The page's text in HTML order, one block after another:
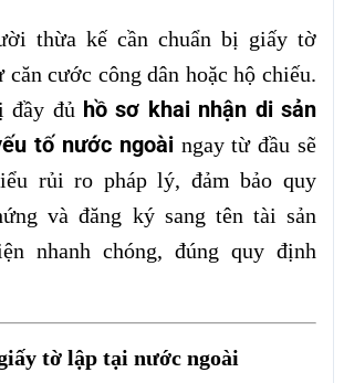
thừa kế cần chuẩn bị giấy tờ
căn cước công dân hoặc hộ chiếu.
đầy đủ hồ sơ khai nhận di sản
tố nước ngoàingay từ đầu sẽ
rủi ro pháp lý, đảm bảo quy
và đăng ký sang tên tài sản
nhanh chóng, đúng quy định
tờ lập tại nước ngoài